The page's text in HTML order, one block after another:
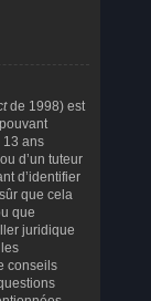
de 1998) est
13 ans
d’un tuteur
d’identifier
que cela
que
juridique
conseils